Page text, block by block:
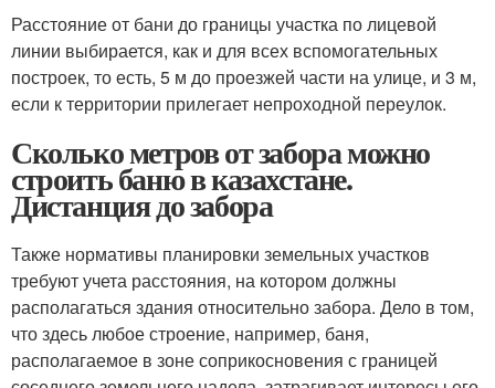
Расстояние от бани до границы участка по лицевой
линии выбирается, как и для всех вспомогательных
построек, то есть, 5 м до проезжей части на улице, и 3 м,
если к территории прилегает непроходной переулок.
Сколько метров от забора можно
строить баню в казахстане.
Дистанция до забора
Также нормативы планировки земельных участков
требуют учета расстояния, на котором должны
располагаться здания относительно забора. Дело в том,
что здесь любое строение, например, баня,
располагаемое в зоне соприкосновения с границей